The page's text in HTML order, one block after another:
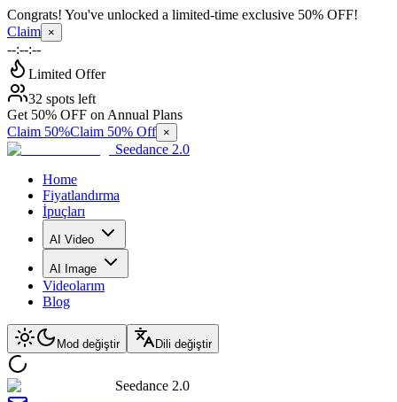
Congrats! You've unlocked a limited-time exclusive 50% OFF!
Claim ×
--:--:--
Limited Offer
32 spots left
Get 50% OFF on Annual Plans
Claim 50%Claim 50% Off ×
Seedance 2.0
Home
Fiyatlandırma
İpuçları
AI Video
AI Image
Videolarım
Blog
Mod değiştir Dili değiştir
Seedance 2.0